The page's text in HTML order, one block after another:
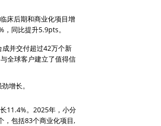
床后期和商业化项目增
同比提升5.9pts。
并交付超过42万个新
全球客户建立了值得信
增长。
11.4%。2025年，小分
，包括83个商业化项目,